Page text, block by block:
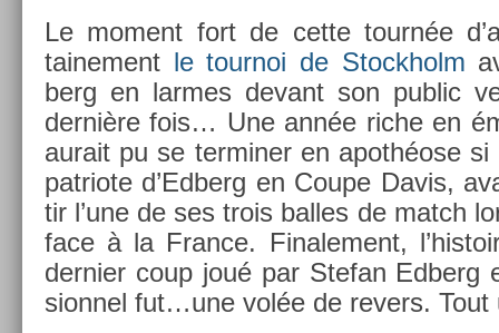
Le mo­ment fort de cette tournée
taine­ment le tour­noi de Stockholm
berg en lar­mes de­vant son pub­lic
dernière fois… Une année riche en
aurait pu se ter­min­er en apothéose
pat­riote d’Ed­berg en Coupe Davis,
tir l’une de ses trois bal­les de match
face à la Fran­ce. Fin­ale­ment,
de­rni­er coup joué par Stefan
sion­nel fut…une volée de re­v­ers. Tout